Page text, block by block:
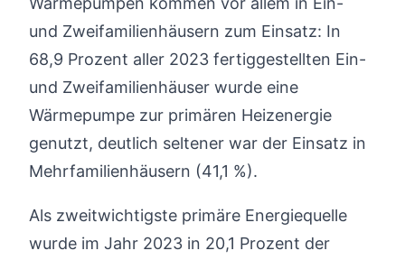
und Zweifamilienhäusern zum Einsatz: In
68,9 Prozent aller 2023 fertiggestellten Ein-
und Zweifamilienhäuser wurde eine
Wärmepumpe zur primären Heizenergie
genutzt, deutlich seltener war der Einsatz in
Mehrfamilienhäusern (41,1 %).
Als zweitwichtigste primäre Energiequelle
wurde im Jahr 2023 in 20,1 Prozent der